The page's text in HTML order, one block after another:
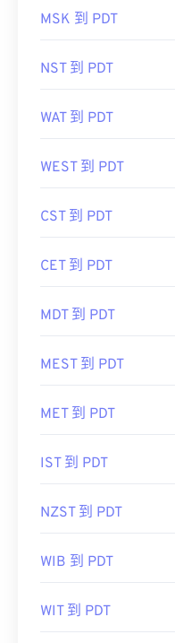
MSK 到 PDT
NST 到 PDT
WAT 到 PDT
WEST 到 PDT
CST 到 PDT
CET 到 PDT
MDT 到 PDT
MEST 到 PDT
MET 到 PDT
IST 到 PDT
NZST 到 PDT
WIB 到 PDT
WIT 到 PDT